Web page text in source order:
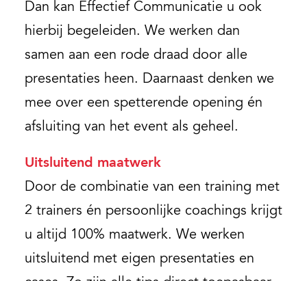
Dan kan Effectief Communicatie u ook
hierbij begeleiden. We werken dan
samen aan een rode draad door alle
presentaties heen. Daarnaast denken we
mee over een spetterende opening én
afsluiting van het event als geheel.
Uitsluitend maatwerk
Door de combinatie van een training met
2 trainers én persoonlijke coachings krijgt
u altijd 100% maatwerk. We werken
uitsluitend met eigen presentaties en